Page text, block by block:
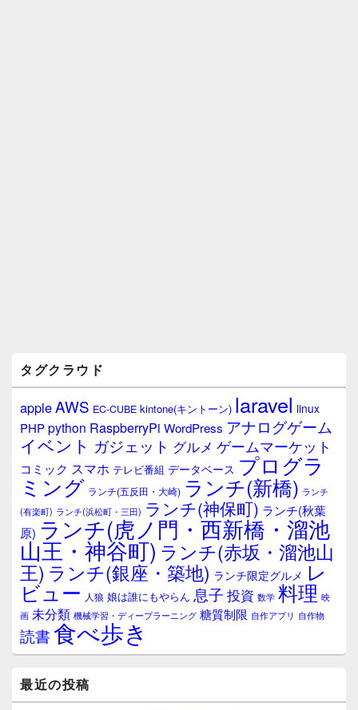
タグクラウド
appleAWS EC-CUBE kintone(キントーン) laravel linux
PHPpython RaspberryPi WordPress アナログゲーム
イベント ガジェット グルメ ゲームマーケット
コミック スマホ テレビ番組 データベース プログラ
ミング ランチ(五反田・大崎) ランチ(新橋) ランチ
(有楽町) ランチ(浜松町・三田) ランチ(神保町) ランチ(秋葉
原) ランチ(虎ノ門・西新橋・溜池
山王・神谷町) ランチ(赤坂・溜池山
王) ランチ(銀座・築地) ランチ限定グルメ レ
ビュー 人狼 娘は誰にもやらん 息子 投資 数学 料理 映
画 未分類 機械学習・ディープラーニング 糖質制限 自作アプリ 自作物
読書食べ歩き
最近の投稿